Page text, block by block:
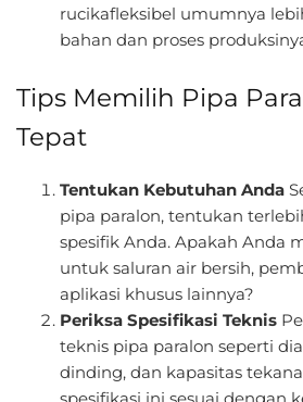
rucikafleksibel umumnya
bahan dan proses
Tips Memilih Pipa
Tepat
Tentukan Kebutuhan Anda
pipa paralon, tentukan
spesifik Anda. Apakah Anda
untuk saluran air bersih,
aplikasi khusus lainnya?
Periksa Spesifikasi Teknis
teknis pipa paralon seperti
dinding, dan kapasitas
spesifikasi ini sesuai dengan